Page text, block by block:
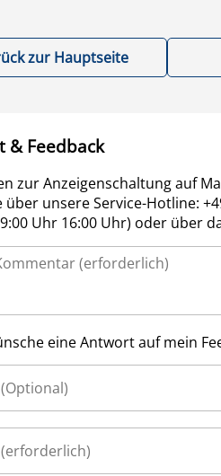
zur Hauptseite
& Feedback
zur Anzeigenschaltung auf
unsere Service-Hotline:
Uhr 16:00 Uhr) oder über
eine Antwort auf mein